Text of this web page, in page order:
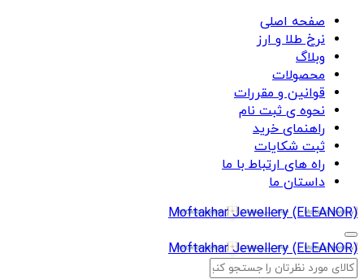
صفحه اصلی
نرخ طلا و ارز
وبلاگ
محصولات
قوانین و مقررات
نحوه ی ثبت نام
راهنمای خرید
ثبت شکایات
راه های ارتباط با ما
داستان ما
Moftakhar Jewellery (ELEANOR)
Moftakhar Jewellery (ELEANOR)